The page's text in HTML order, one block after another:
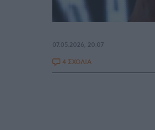
07.05.2026, 20:07
4 ΣΧΟΛΙΑ